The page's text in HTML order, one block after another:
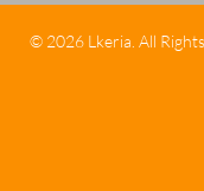
© 2026 Lkeria. All